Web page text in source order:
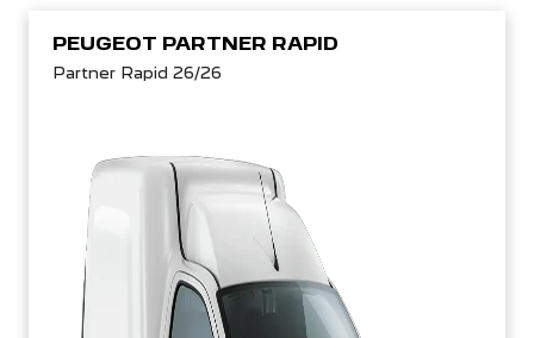
PEUGEOT PARTNER RAPID
Partner Rapid 26/26